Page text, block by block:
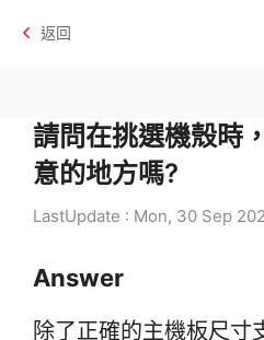
返回
請問在挑選機殼時
意的地方嗎?
LastUpdate : Mon, 30 Sep
Answer
除了正確的主機板尺寸